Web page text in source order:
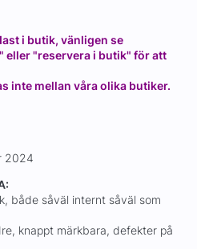
i butik, vänligen se
eller "reservera i butik" för att
inte mellan våra olika butiker.
2024
både såväl internt såväl som
knappt märkbara, defekter på